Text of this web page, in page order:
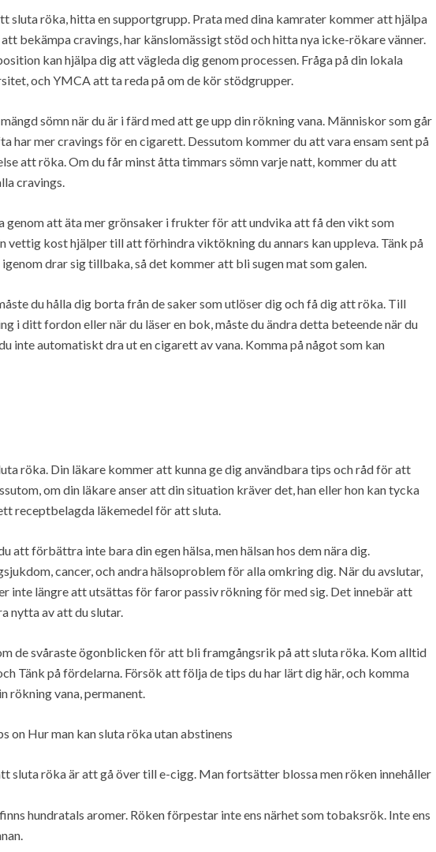
sluta röka, hitta en supportgrupp. Prata med dina kamrater kommer att hjälpa
bekämpa cravings, har känslomässigt stöd och hitta nya icke-rökare vänner.
kan hjälpa dig att vägleda dig genom processen. Fråga på din lokala
och YMCA att ta reda på om de kör stödgrupper.
sömn när du är i färd med att ge upp din rökning vana. Människor som går
har mer cravings för en cigarett. Dessutom kommer du att vara ensam sent på
att röka. Om du får minst åtta timmars sömn varje natt, kommer du att
cravings.
genom att äta mer grönsaker i frukter för att undvika att få den vikt som
vettig kost hjälper till att förhindra viktökning du annars kan uppleva. Tänk på
drar sig tillbaka, så det kommer att bli sugen mat som galen.
du hålla dig borta från de saker som utlöser dig och få dig att röka. Till
i ditt fordon eller när du läser en bok, måste du ändra detta beteende när du
inte automatiskt dra ut en cigarett av vana. Komma på något som kan
röka. Din läkare kommer att kunna ge dig användbara tips och råd för att
om din läkare anser att din situation kräver det, han eller hon kan tycka
receptbelagda läkemedel för att sluta.
att förbättra inte bara din egen hälsa, men hälsan hos dem nära dig.
cancer, och andra hälsoproblem för alla omkring dig. När du avslutar,
inte längre att utsättas för faror passiv rökning för med sig. Det innebär att
nytta av att du slutar.
de svåraste ögonblicken för att bli framgångsrik på att sluta röka. Kom alltid
Tänk på fördelarna. Försök att följa de tips du har lärt dig här, och komma
rökning vana, permanent.
on Hur man kan sluta röka utan abstinens
sluta röka är att gå över till e-cigg. Man fortsätter blossa men röken innehåller
hundratals aromer. Röken förpestar inte ens närhet som tobaksrök. Inte ens